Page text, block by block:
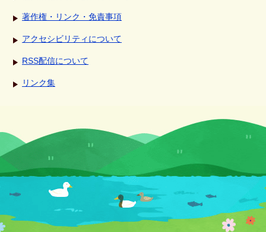
著作権・リンク・免責事項
アクセシビリティについて
RSS配信について
リンク集